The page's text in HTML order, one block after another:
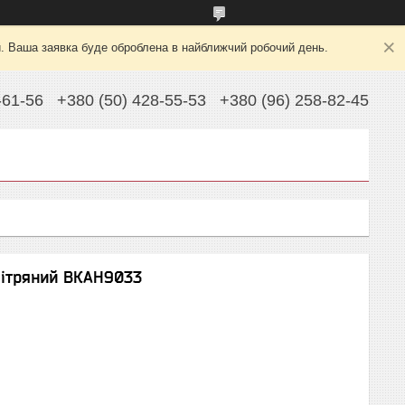
Ваша заявка буде оброблена в найближчий робочий день.
56 +380 (50) 428-55-53 +380 (96) 258-82-45
ВКАН9033